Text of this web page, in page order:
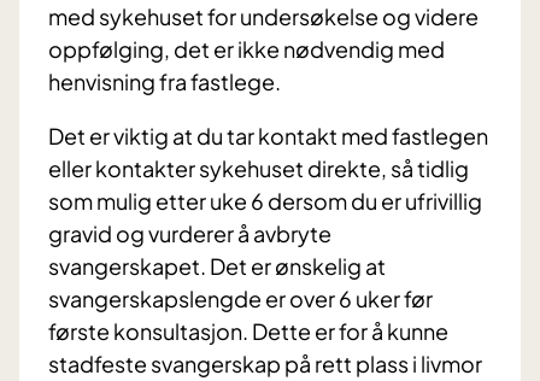
med sykehuset for undersøkelse og videre
oppfølging, det er ikke nødvendig med
henvisning fra fastlege.
Det er viktig at du tar kontakt med fastlegen
eller kontakter sykehuset direkte, så tidlig
som mulig etter uke 6 dersom du er ufrivillig
gravid og vurderer å avbryte
svangerskapet. Det er ønskelig at
svangerskapslengde er over 6 uker før
første konsultasjon. Dette er for å kunne
stadfeste svangerskap på rett plass i livmor